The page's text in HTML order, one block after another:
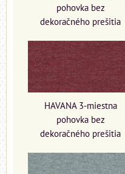
pohovka bez
dekoračného prešitia
HAVANA 3-miestna
pohovka bez
dekoračného prešitia